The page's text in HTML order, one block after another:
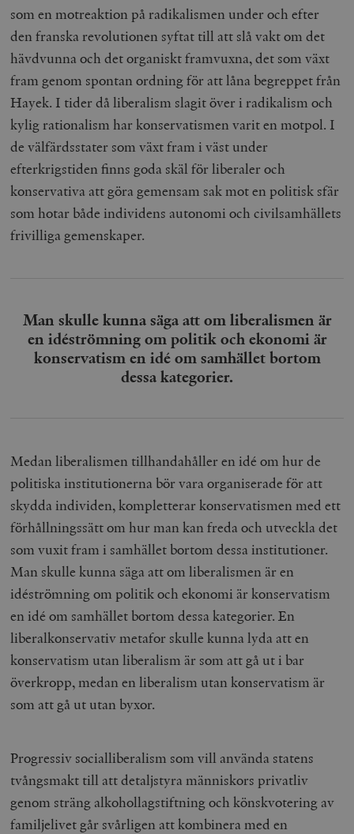
som en motreaktion på radikalismen under och efter
den franska revolutionen syftat till att slå vakt om det
hävdvunna och det organiskt framvuxna, det som växt
fram genom spontan ordning för att låna begreppet från
Hayek. I tider då liberalism slagit över i radikalism och
kylig rationalism har konservatismen varit en motpol. I
de välfärdsstater som växt fram i väst under
efterkrigstiden finns goda skäl för liberaler och
konservativa att göra gemensam sak mot en politisk sfär
som hotar både individens autonomi och civilsamhällets
frivilliga gemenskaper.
Man skulle kunna säga att om liberalismen är
en idéströmning om politik och ekonomi är
konservatism en idé om samhället bortom
dessa kategorier.
Medan liberalismen tillhandahåller en idé om hur de
politiska institutionerna bör vara organiserade för att
skydda individen, kompletterar konservatismen med ett
förhållningssätt om hur man kan freda och utveckla det
som vuxit fram i samhället bortom dessa institutioner.
Man skulle kunna säga att om liberalismen är en
idéströmning om politik och ekonomi är konservatism
en idé om samhället bortom dessa kategorier. En
liberalkonservativ metafor skulle kunna lyda att en
konservatism utan liberalism är som att gå ut i bar
överkropp, medan en liberalism utan konservatism är
som att gå ut utan byxor.
Progressiv socialliberalism som vill använda statens
tvångsmakt till att detaljstyra människors privatliv
genom sträng alkohollagstiftning och könskvotering av
familjelivet går svårligen att kombinera med en